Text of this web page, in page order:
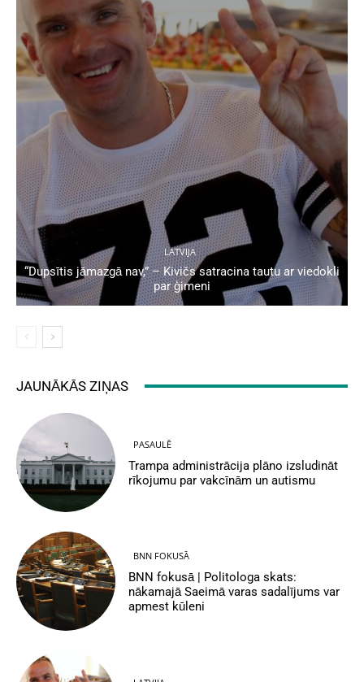
LATVIJA
“Dupsītis jāmazgā nav,” – Kivičs satracina tautu ar viedokli
par ģimeni
JAUNĀKĀS ZIŅAS
PASAULĒ
Trampa administrācija plāno izsludināt
rīkojumu par vakcīnām un autismu
BNN FOKUSĀ
BNN fokusā | Politologa skats:
nākamajā Saeimā varas sadalījums var
apmest kūleni